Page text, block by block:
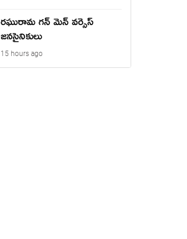
రఘురామ గన్ మెన్ వర్సెస్
జనసైనికులు
15 hours ago